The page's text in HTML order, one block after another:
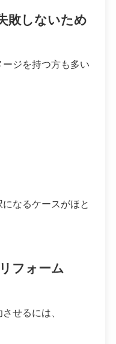
敗しないため
ージを持つ方も多い
なるケースがほと
フォーム
せるには、